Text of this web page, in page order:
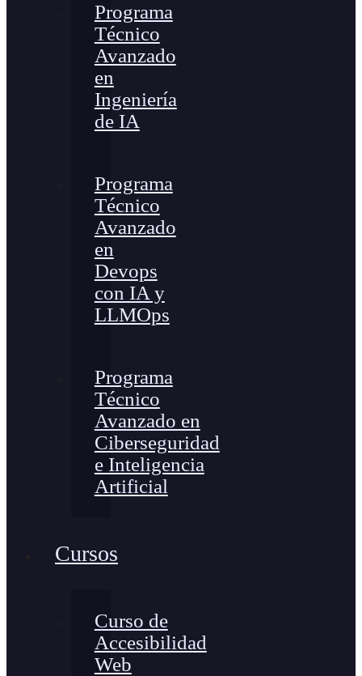
Programa
Técnico
Avanzado
en
Ingeniería
de IA
Programa
Técnico
Avanzado
en
Devops
con IA y
LLMOps
Programa
Técnico
Avanzado en
Ciberseguridad
e Inteligencia
Artificial
Cursos
Curso de
Accesibilidad
Web